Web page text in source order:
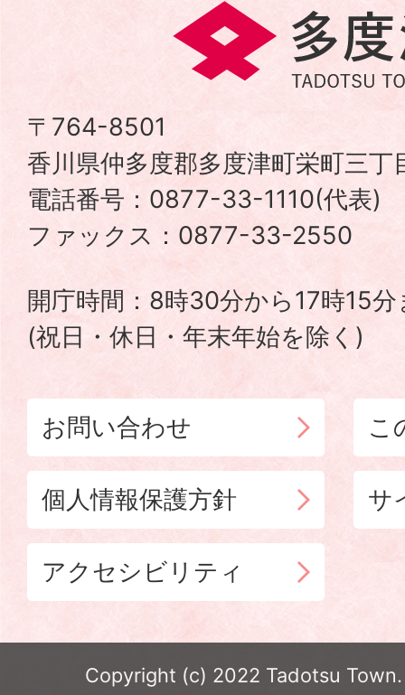
多
度
町
TADOTSU
TOWN
〒764-8501
香川県仲多度郡多度津町栄町三
電話番号：0877-33-1110(代表)
ファックス：0877-33-2550
開庁時間：8時30分から17時15分
(祝日・休日・年末年始を除く)
お問い合わせ こ
個人情報保護方針 サ
アクセシビリティ
Copyright (c) 2022 Tadotsu